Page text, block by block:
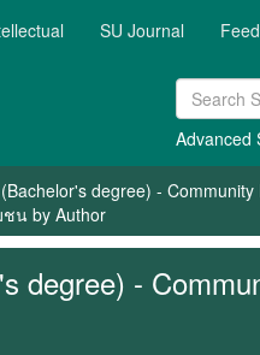
SU Journal
Advanced
degree) -
น by Author
degree) -